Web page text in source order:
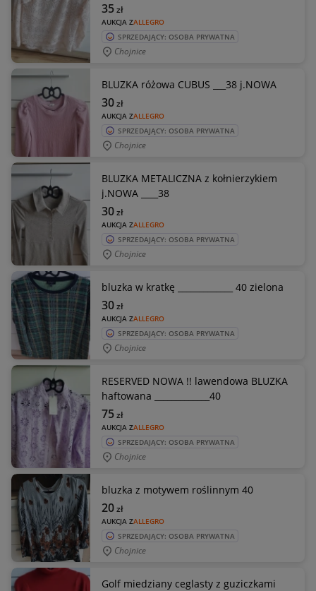
AUKCJA ZALLEGRO
35zł
SPRZEDAJĄCY: OSOBA PRYWATNA
Chojnice
BLUZKA różowa CUBUS ___38 j.NOWA
AUKCJA ZALLEGRO
30zł
SPRZEDAJĄCY: OSOBA PRYWATNA
Chojnice
BLUZKA METALICZNA z kołnierzykiem
j.NOWA ____38
AUKCJA ZALLEGRO
30zł
SPRZEDAJĄCY: OSOBA PRYWATNA
Chojnice
bluzka w kratkę _____________ 40 zielona
AUKCJA ZALLEGRO
30zł
SPRZEDAJĄCY: OSOBA PRYWATNA
Chojnice
RESERVED NOWA !! lawendowa BLUZKA
haftowana _____________40
AUKCJA ZALLEGRO
75zł
SPRZEDAJĄCY: OSOBA PRYWATNA
Chojnice
bluzka z motywem roślinnym 40
AUKCJA ZALLEGRO
20zł
SPRZEDAJĄCY: OSOBA PRYWATNA
Chojnice
Golf miedziany ceglasty z guziczkami